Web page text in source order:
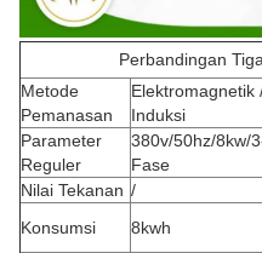
Perbandingan
Metode
Pemanasan
Elektromagnetik
Induksi
Parameter
Reguler
380v/50hz/8kw/
Fase
Nilai Tekanan /
Konsumsi
8kwh